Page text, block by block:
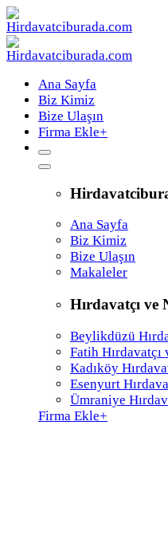
Ana Sayfa
Biz Kimiz
Bize Ulaşın
Firma Ekle+
Ana Sayfa
Biz Kimiz
Bize Ulaşın
Makaleler
Hırdavatçı
Beylikdüzü
Fatih
Kadıköy
Esenyurt
Ümraniye
Firma Ekle+